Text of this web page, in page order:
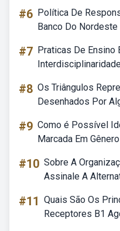
#6 Política De
Banco Do
#7 Praticas De Ensino
#8 Os Triângulos
Desenhados Por
#9 Como é Possível
Marcada Em
#10 Sobre A
Assinale A
#11 Quais São Os
Receptores B1